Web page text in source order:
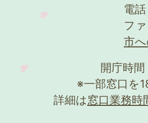
電
フ
市
開庁時
※一部窓口を
詳細は窓口業務時